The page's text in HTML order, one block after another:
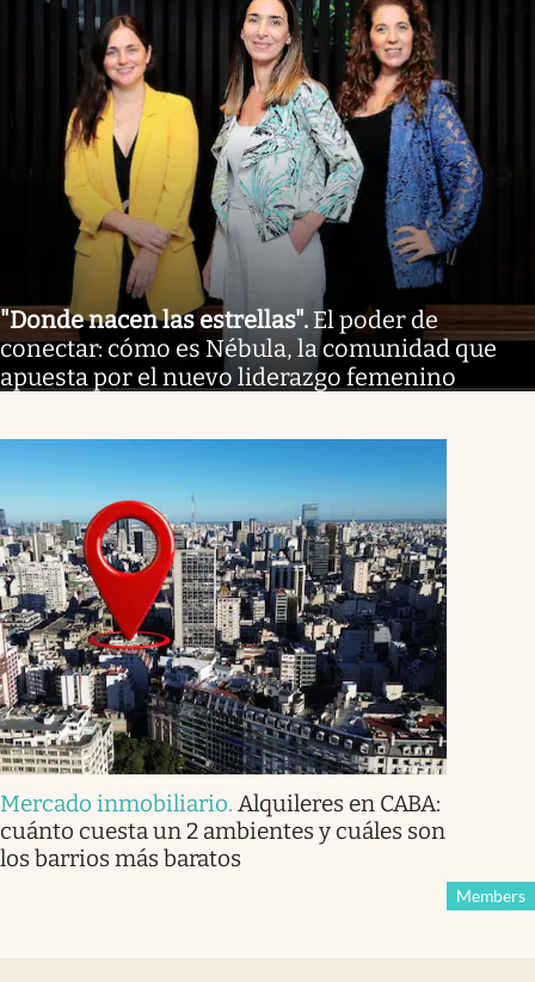
"Donde nacen las estrellas". El poder de
conectar: cómo es Nébula, la comunidad que
apuesta por el nuevo liderazgo femenino
Mercado inmobiliario. Alquileres en CABA:
cuánto cuesta un 2 ambientes y cuáles son
los barrios más baratos
Members